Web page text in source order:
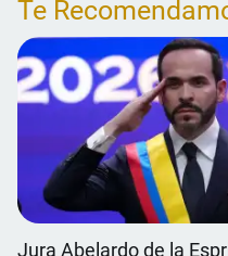
Te
Jura Abelardo de la